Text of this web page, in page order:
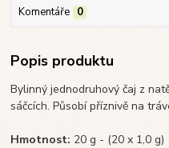
Komentáře 0
Popis produktu
Bylinný jednodruhový čaj z
sáčcích. Působí příznivě na
Hmotnost: 20 g - (20 x 1,0 g)